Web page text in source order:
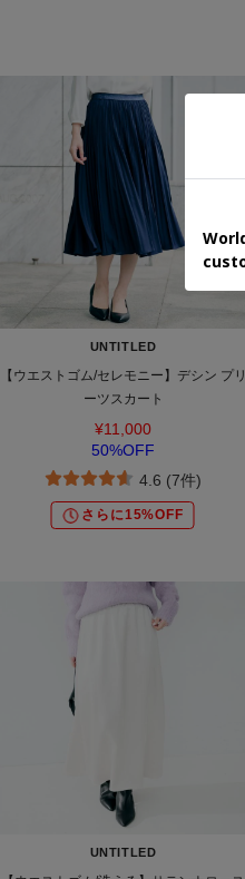
UNTITLED
【ウエストゴム/セレモニー】デシン プリ
ーツスカート
¥11,000
50%OFF
4.6 (7件)
さらに15%OFF
UNTITLED